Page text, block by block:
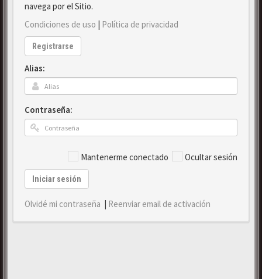
navega por el Sitio.
Condiciones de uso | Política de privacidad
Registrarse
Alias:
Contraseña:
Mantenerme conectado Ocultar sesión
Iniciar sesión
Olvidé mi contraseña | Reenviar email de activación